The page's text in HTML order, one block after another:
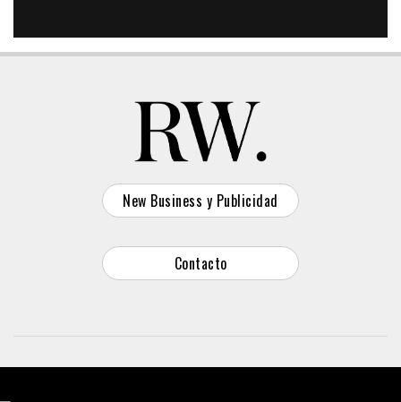
New Business y Publicidad
Contacto